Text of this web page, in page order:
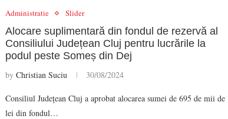
Administratie Slider
Alocare suplimentară din fondul de rezervă al
Consiliului Județean Cluj pentru lucrările la
podul peste Someș din Dej
by Christian Suciu 30/08/2024
Consiliul Județean Cluj a aprobat alocarea sumei de 695 de mii de
lei din fondul…